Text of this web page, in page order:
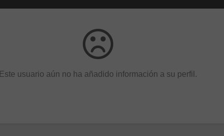
Este usuario aún no ha añadido información a su perfil.